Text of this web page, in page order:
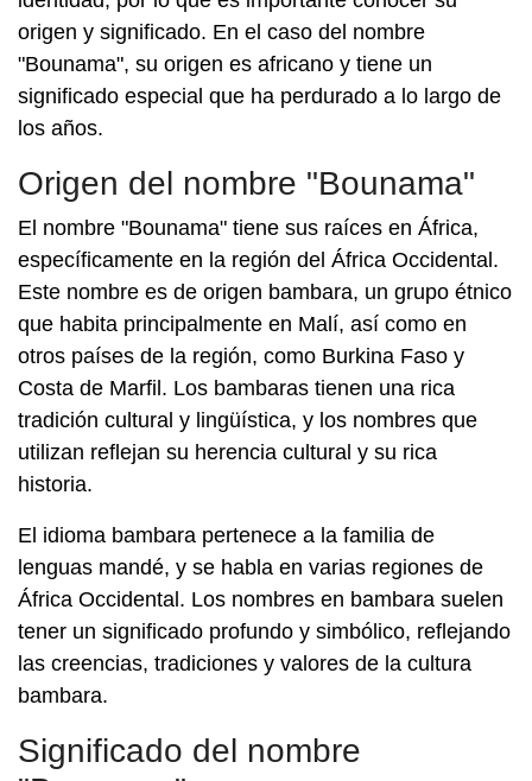
origen y significado. En el caso del nombre
"Bounama", su origen es africano y tiene un
significado especial que ha perdurado a lo largo de
los años.
Origen del nombre "Bounama"
El nombre "Bounama" tiene sus raíces en África,
específicamente en la región del África Occidental.
Este nombre es de origen bambara, un grupo étnico
que habita principalmente en Malí, así como en
otros países de la región, como Burkina Faso y
Costa de Marfil. Los bambaras tienen una rica
tradición cultural y lingüística, y los nombres que
utilizan reflejan su herencia cultural y su rica
historia.
El idioma bambara pertenece a la familia de
lenguas mandé, y se habla en varias regiones de
África Occidental. Los nombres en bambara suelen
tener un significado profundo y simbólico, reflejando
las creencias, tradiciones y valores de la cultura
bambara.
Significado del nombre